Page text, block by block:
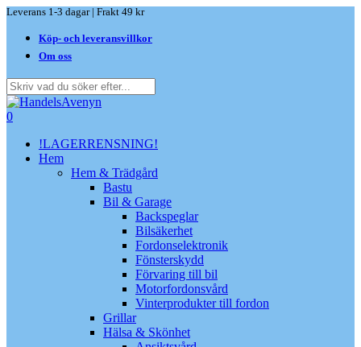
Skip
main
content
Leverans 1-3 dagar | Frakt 49 kr
Köp- och leveransvillkor
Om oss
Close
Search
search
0
!LAGERRENSNING!
Hem
Hem & Trädgård
Bastu
Bil & Garage
Backspeglar
Bilsäkerhet
Fordonselektronik
Fönsterskydd
Förvaring till bil
Motorfordonsvård
Vinterprodukter till fordon
Grillar
Hälsa & Skönhet